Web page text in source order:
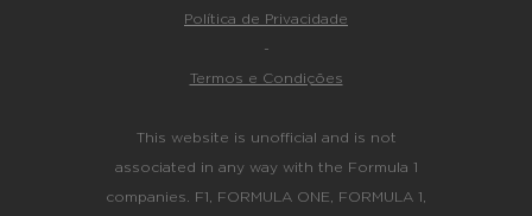
Política de Privacidade
-
Termos e Condições
This website is unofficial and is not
associated in any way with the Formula 1
companies. F1, FORMULA ONE, FORMULA 1,